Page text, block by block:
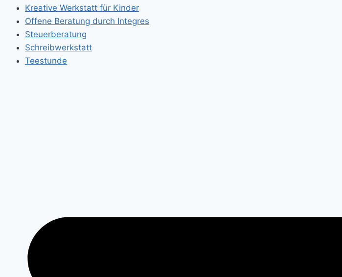
Kreative Werkstatt für Kinder
Offene Beratung durch Integres
Steuerberatung
Schreibwerkstatt
Teestunde